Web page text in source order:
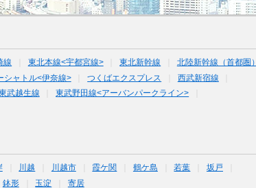
線 東北本線<宇都宮線> 東北新幹線
北陸新幹線（首都圏）
シャトル<伊奈線> つくばエクスプレス
西武新宿線
武越生線
東武野田線<アーバンパークライン>
川越 川越市 霞ケ関 鶴ケ島 若葉
坂戸
鉢形 玉淀 寄居